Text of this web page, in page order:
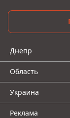
Днепр
Область
Украина
Реклама